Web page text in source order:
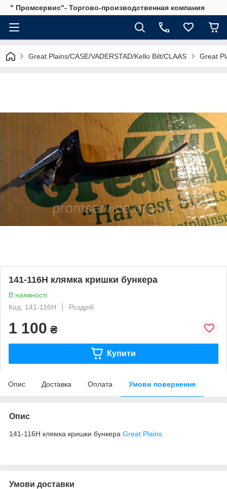
" Промсервис"- Торгово-производственная компания
Great Plains/CASE/VADERSTAD/Kello Bilt/CLAAS Great
141-116H клямка кришки бункера
В наявності
Код: 141-116H
Роздріб
1 100 ₴
Купити
Опис Доставка Оплата Умови повернення
Опис
141-116H клямка кришки бункера Great Plains
Умови доставки